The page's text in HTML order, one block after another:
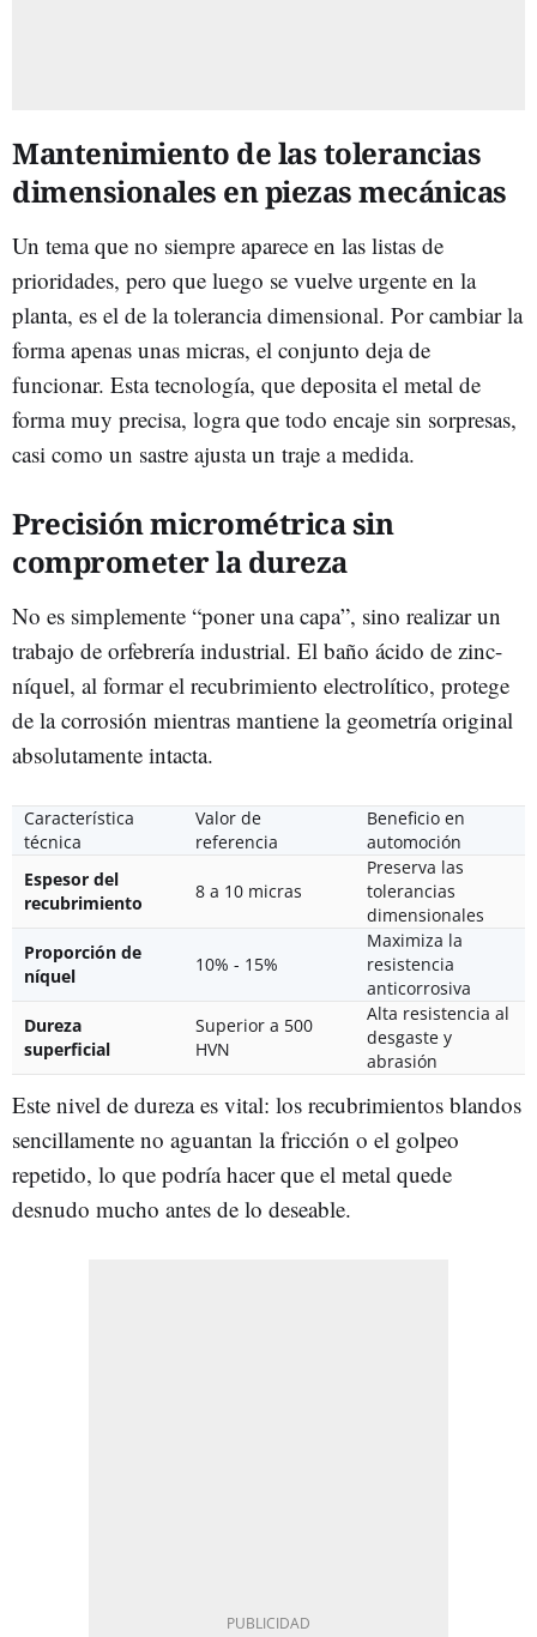
Mantenimiento de las tolerancias
dimensionales en piezas mecánicas
Un tema que no siempre aparece en las listas de
prioridades, pero que luego se vuelve urgente en la
planta, es el de la tolerancia dimensional. Por cambiar la
forma apenas unas micras, el conjunto deja de
funcionar. Esta tecnología, que deposita el metal de
forma muy precisa, logra que todo encaje sin sorpresas,
casi como un sastre ajusta un traje a medida.
Precisión micrométrica sin
comprometer la dureza
No es simplemente “poner una capa”, sino realizar un
trabajo de orfebrería industrial. El baño ácido de zinc-
níquel, al formar el recubrimiento electrolítico, protege
de la corrosión mientras mantiene la geometría original
absolutamente intacta.
Característica
técnica
Valor de
referencia
Beneficio en
automoción
Espesor del
recubrimiento
8 a 10 micras
Preserva las
tolerancias
dimensionales
Proporción de
níquel
10% - 15%
Maximiza la
resistencia
anticorrosiva
Dureza
superficial
Superior a 500
HVN
Alta resistencia al
desgaste y
abrasión
Este nivel de dureza es vital: los recubrimientos blandos
sencillamente no aguantan la fricción o el golpeo
repetido, lo que podría hacer que el metal quede
desnudo mucho antes de lo deseable.